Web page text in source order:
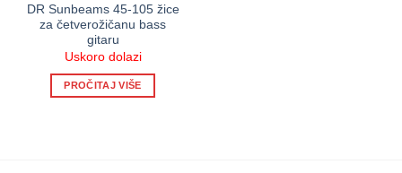
DR Sunbeams 45-105 žice
za četverožičanu bass
gitaru
Uskoro dolazi
PROČITAJ VIŠE